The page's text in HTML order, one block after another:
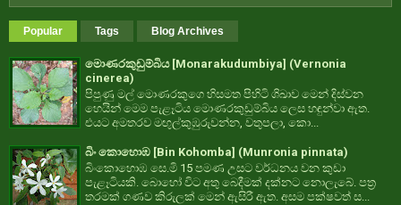
Popular Tags Blog Archives
මොණරකුඩුම්බිය [Monarakudumbiya] (Vernonia
cinerea)
පිපුණු මල් මොණරකුගෙ හිසමත පිහිටි ශිඛාව මෙන් දිස්වන
හෙයින් මෙම පැළෑටිය මොණරකුඩුම්බිය ලෙස හඳුන්වා ඇත.
එයට අමතරව මඟුල්කුඹුරුවන්න, වතුපලා, කො...
බිං කොහොඹ [Bin Kohomba] (Munronia pinnata)
බිංකොහොඹ සෙ.මි 15 පමණ උසට වර්ධනය වන කුඩා
පැළෑටියකි. බොහෝ විට අතු බෙදීමක් දක්නට නොලැබේ. පත්‍ර
තරමක් ගණව කිරුලක් මෙන් ඇසිරී ඇත. අසම පක්ෂවත් ස...